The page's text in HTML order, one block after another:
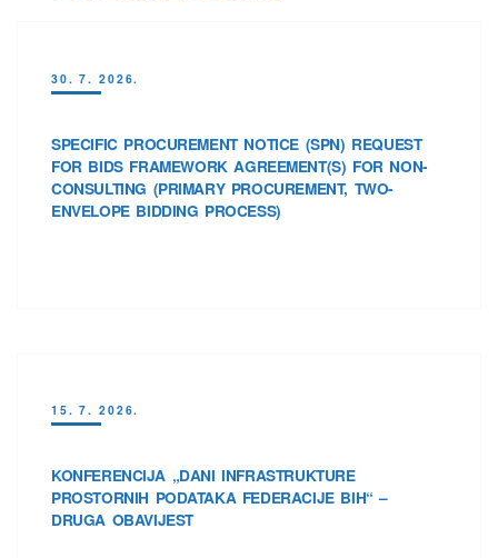
30. 7. 2026.
SPECIFIC PROCUREMENT NOTICE (SPN) REQUEST
FOR BIDS FRAMEWORK AGREEMENT(S) FOR NON-
CONSULTING (PRIMARY PROCUREMENT, TWO-
ENVELOPE BIDDING PROCESS)
15. 7. 2026.
KONFERENCIJA „DANI INFRASTRUKTURE
PROSTORNIH PODATAKA FEDERACIJE BIH“ –
DRUGA OBAVIJEST